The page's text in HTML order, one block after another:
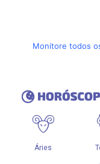
Monitore todos